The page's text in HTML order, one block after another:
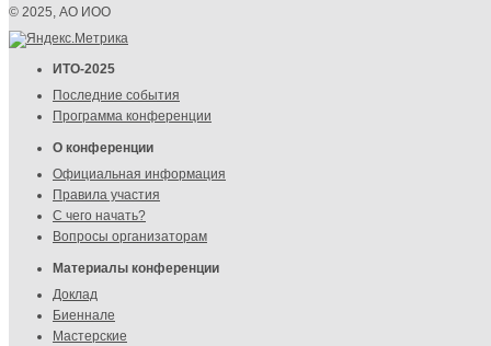
© 2025, АО ИОО
ИТО-2025
Последние события
Программа конференции
О конференции
Официальная информация
Правила участия
С чего начать?
Вопросы организаторам
Материалы конференции
Доклад
Биеннале
Мастерские